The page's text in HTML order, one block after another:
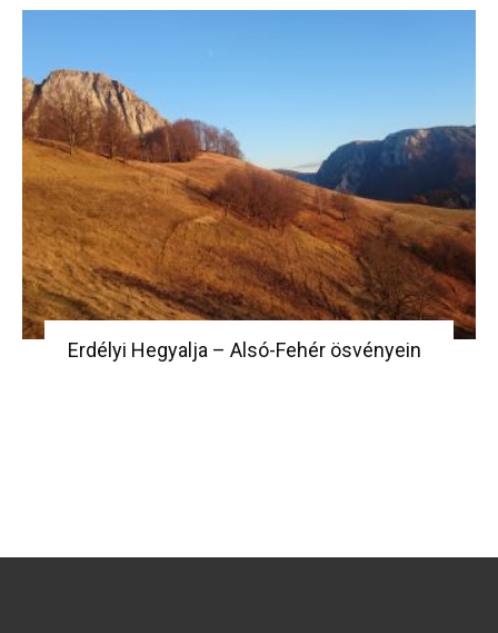
Erdélyi Hegyalja – Alsó-Fehér ösvényein